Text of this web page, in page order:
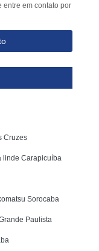
entre em contato por
Cruzes
linde Carapicuíba
Sorocaba
Paulista